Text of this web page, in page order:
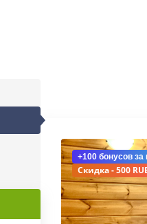
+100 бонусов за
Скидка - 500